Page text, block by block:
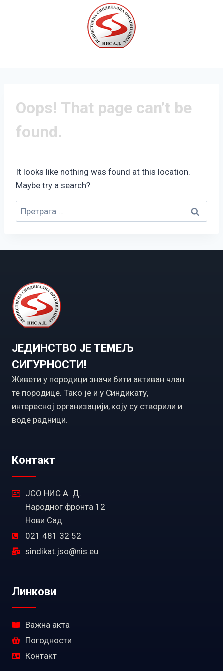
Oops! That page can’t be
found.
It looks like nothing was found at this location.
Maybe try a search?
ЈЕДИНСТВО ЈЕ ТЕМЕЉ
СИГУРНОСТИ!
Живети у породици значи бити активан члан
те породице. Тако је и у Синдикату,
интересној организацији, коју су створили и
воде радници.
Контакт
ЈСО НИС А. Д.
Народног фронта 12
Нови Сад
021 481 32 52
sindikat.jso@nis.eu
Линкови
Важна акта
Погодности
Контакт